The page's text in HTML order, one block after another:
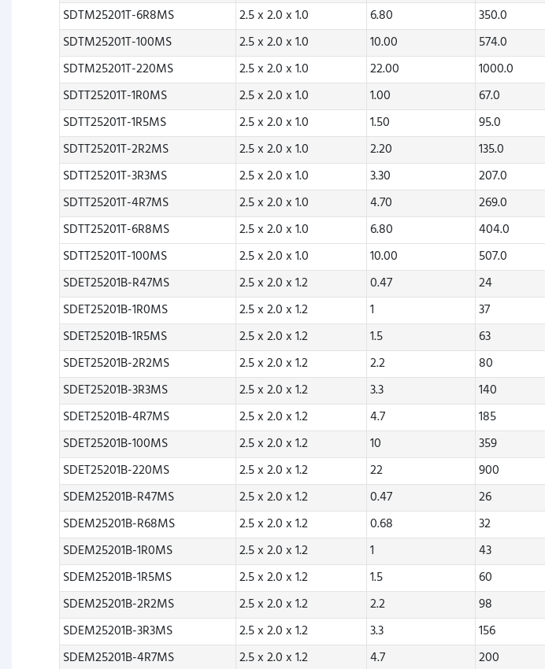
SDTM25201T-6R8MS
2.5 x 2.0 x 1.0 6.80 350.0
SDTM25201T-100MS
2.5 x 2.0 x 1.0 10.00 574.0
SDTM25201T-220MS
2.5 x 2.0 x 1.0 22.00 1000.0
SDTT25201T-1R0MS
2.5 x 2.0 x 1.0 1.00 67.0
SDTT25201T-1R5MS 2.5 x 2.0 x 1.0 1.50 95.0
SDTT25201T-2R2MS
2.5 x 2.0 x 1.0 2.20 135.0
SDTT25201T-3R3MS
2.5 x 2.0 x 1.0 3.30 207.0
SDTT25201T-4R7MS
2.5 x 2.0 x 1.0 4.70 269.0
SDTT25201T-6R8MS
2.5 x 2.0 x 1.0 6.80 404.0
SDTT25201T-100MS
2.5 x 2.0 x 1.0 10.00 507.0
SDET25201B-R47MS
2.5 x 2.0 x 1.2 0.47 24
SDET25201B-1R0MS 2.5 x 2.0 x 1.2 1 37
SDET25201B-1R5MS
2.5 x 2.0 x 1.2 1.5 63
SDET25201B-2R2MS
2.5 x 2.0 x 1.2 2.2 80
SDET25201B-3R3MS
2.5 x 2.0 x 1.2 3.3 140
SDET25201B-4R7MS
2.5 x 2.0 x 1.2 4.7 185
SDET25201B-100MS
2.5 x 2.0 x 1.2 10 359
SDET25201B-220MS
2.5 x 2.0 x 1.2 22 900
SDEM25201B-R47MS
2.5 x 2.0 x 1.2 0.47 26
SDEM25201B-R68MS 2.5 x 2.0 x 1.2 0.68 32
SDEM25201B-1R0MS
2.5 x 2.0 x 1.2 1 43
SDEM25201B-1R5MS
2.5 x 2.0 x 1.2 1.5 60
SDEM25201B-2R2MS
2.5 x 2.0 x 1.2 2.2 98
SDEM25201B-3R3MS
2.5 x 2.0 x 1.2 3.3 156
SDEM25201B-4R7MS
2.5 x 2.0 x 1.2 4.7 200